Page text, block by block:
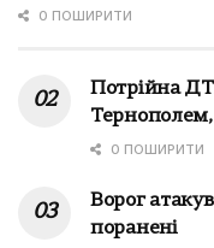
0 ПОШИРИТИ
Потрійна
0 ПОШИРИТИ
Ворог
поранені